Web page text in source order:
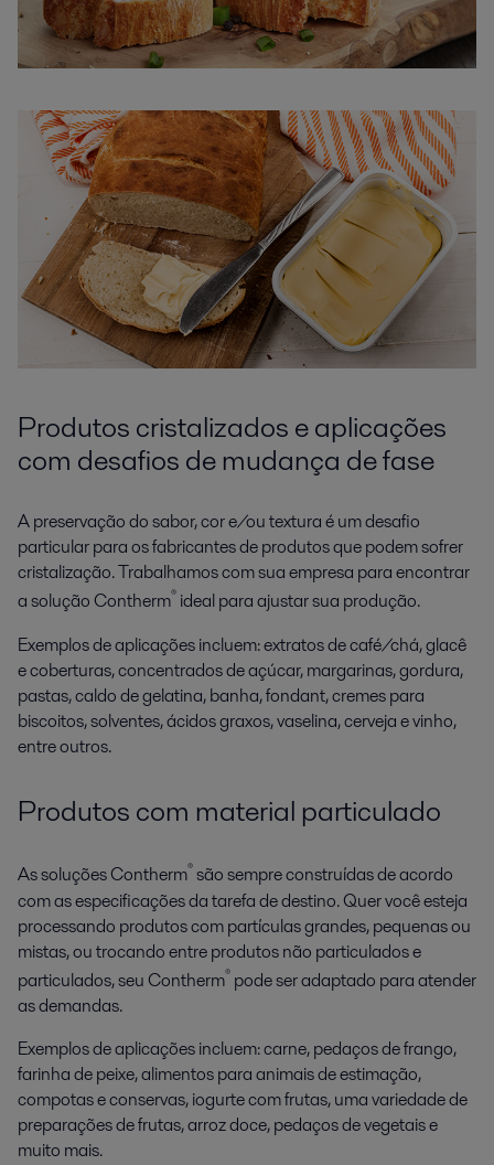
Produtos cristalizados e aplicações
com desafios de mudança de fase
A preservação do sabor, cor e/ou textura é um desafio
particular para os fabricantes de produtos que podem sofrer
cristalização. Trabalhamos com sua empresa para encontrar
a solução Contherm® ideal para ajustar sua produção.
Exemplos de aplicações incluem: extratos de café/chá, glacê
e coberturas, concentrados de açúcar, margarinas, gordura,
pastas, caldo de gelatina, banha, fondant, cremes para
biscoitos, solventes, ácidos graxos, vaselina, cerveja e vinho,
entre outros.
Produtos com material particulado
As soluções Contherm®são sempre construídas de acordo
com as especificações da tarefa de destino. Quer você esteja
processando produtos com partículas grandes, pequenas ou
mistas, ou trocando entre produtos não particulados e
particulados, seu Contherm® pode ser adaptado para atender
as demandas.
Exemplos de aplicações incluem: carne, pedaços de frango,
farinha de peixe, alimentos para animais de estimação,
compotas e conservas, iogurte com frutas, uma variedade de
preparações de frutas, arroz doce, pedaços de vegetais e
muito mais.